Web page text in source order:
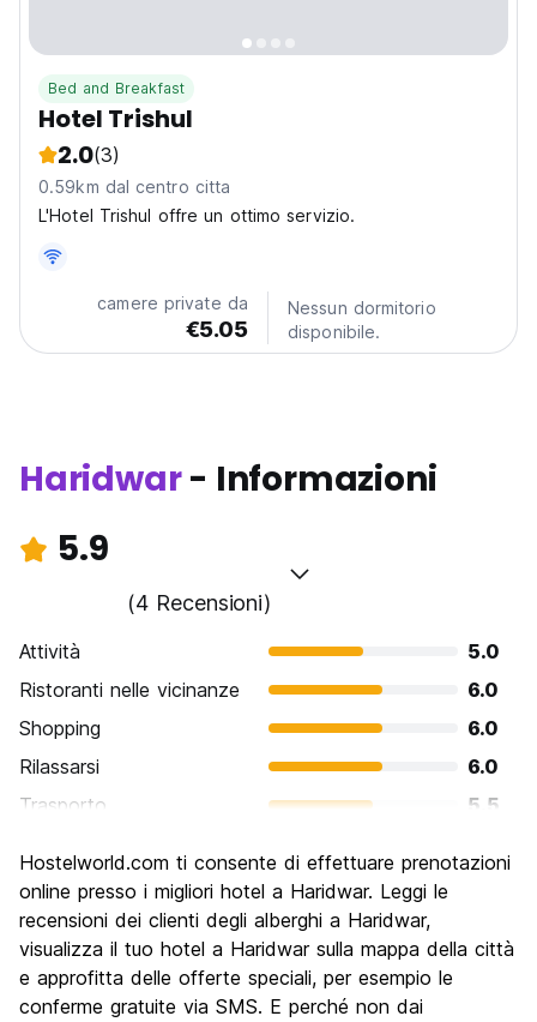
Bed and Breakfast
Hotel Trishul
2.0(3)
0.59km dal centro citta
L'Hotel Trishul offre un ottimo servizio.
camere private da
€5.05
Nessun dormitorio
disponibile.
Haridwar- Informazioni
5.9
(4 Recensioni)
Attività
5.0
Ristoranti nelle vicinanze
6.0
Shopping
6.0
Rilassarsi
6.0
Trasporto
5.5
Luoghi di interesse culturale
Festa / Vita notturna
Qualita' Prezzo
6.0
Hostelworld.com ti consente di effettuare prenotazioni
online presso i migliori hotel a Haridwar. Leggi le
recensioni dei clienti degli alberghi a Haridwar,
visualizza il tuo hotel a Haridwar sulla mappa della città
e approfitta delle offerte speciali, per esempio le
conferme gratuite via SMS. E perché non dai